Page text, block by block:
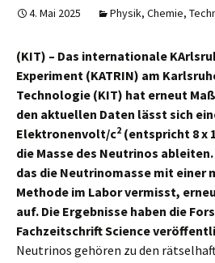
4. Mai 2025 Physik, Chemie,
(KIT) – Das internationale
Experiment (KATRIN) am
Technologie (KIT) hat erneut
den aktuellen Daten lässt sich
Elektronenvolt/c2 (entspricht 8 x
die Masse des Neutrinos
das die Neutrinomasse mit einer
Methode im Labor vermisst,
auf. Die Ergebnisse haben die
Fachzeitschrift Science
Neutrinos gehören zu den